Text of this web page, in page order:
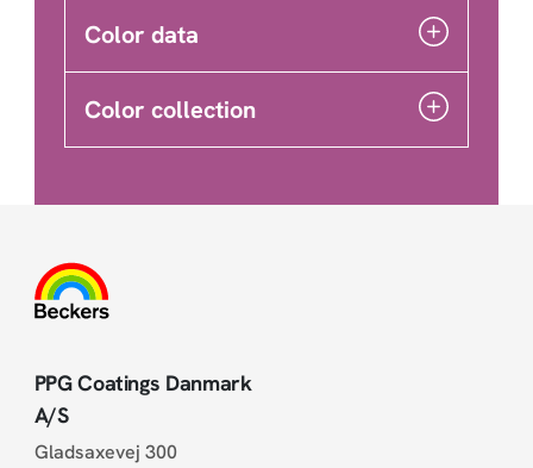
Color data
Color collection
PPG Coatings Danmark
A/S
Gladsaxevej 300